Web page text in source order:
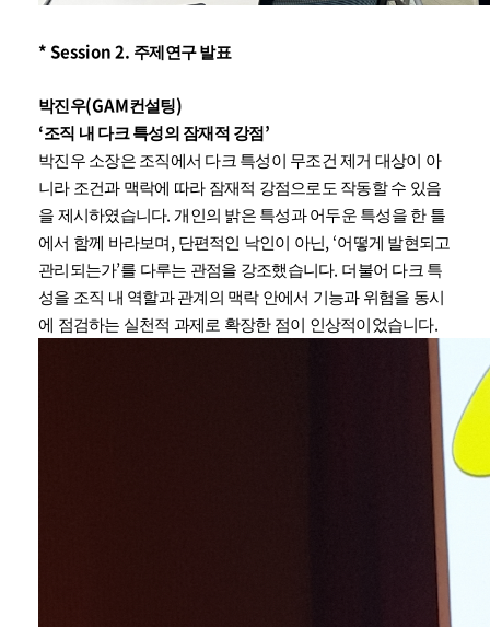
* Session 2. 주제연구 발표
박진우(GAM컨설팅)
‘조직 내 다크 특성의 잠재적 강점 ’
박진우 소장은 조직에서 다크 특성이 무조건 제거 대상이 아
니라 조건과 맥락에 따라 잠재적 강점으로도 작동할 수 있음
을 제시하였습니다. 개인의 밝은 특성과 어두운 특성을 한 틀
에서 함께 바라보며 , 단편적인 낙인이 아닌 , ‘어떻게 발현되고
관리되는가’를 다루는 관점을 강조했습니다. 더불어 다크 특
성을 조직 내 역할과 관계의 맥락 안에서 기능과 위험을 동시
에 점검하는 실천적 과제로 확장한 점이 인상적이었습니다.